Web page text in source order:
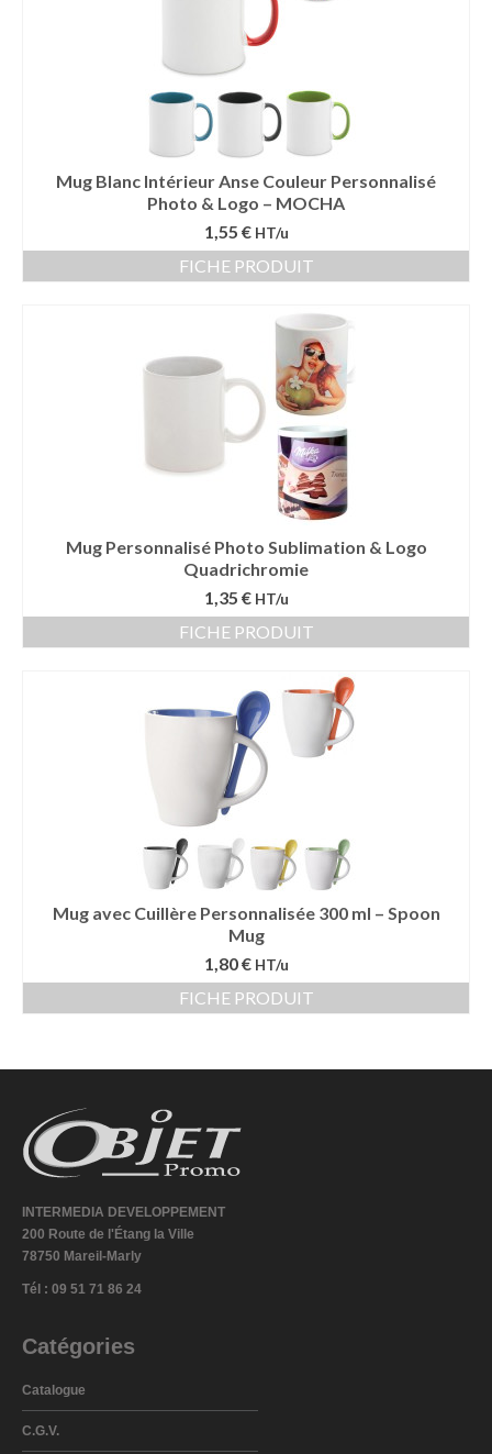
Mug Blanc Intérieur Anse Couleur Personnalisé
Photo & Logo – MOCHA
1,55 € HT/u
FICHE PRODUIT
Mug Personnalisé Photo Sublimation & Logo
Quadrichromie
1,35 € HT/u
FICHE PRODUIT
Mug avec Cuillère Personnalisée 300 ml – Spoon
Mug
1,80 € HT/u
FICHE PRODUIT
INTERMEDIA DEVELOPPEMENT
200 Route de l'Étang la Ville
78750 Mareil-Marly
Tél : 09 51 71 86 24
Catégories
Catalogue
C.G.V.